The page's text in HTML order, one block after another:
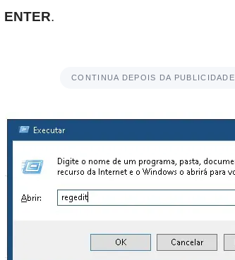
ENTER.
CONTINUA DEPOIS DA PUBLICIDADE